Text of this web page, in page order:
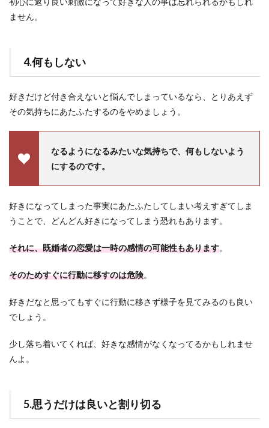
ません。
4.何もしない
好きだけど付き合えないと悩んでしまっているなら、とりあえず
その気持ちにあたふたするのをやめましょう。
なるようになるみたいな気持ちで、何もしないよう
にするのです。
好きになってしまった事実にあたふたしてしまい考えすぎてしま
うことで、どんどん好きになってしまう恐れもあります。
それに、既婚者の恋愛は一時の感情の可能性もあります。
そのためすぐに行動に移すのは危険。
好きだなと思ってもすぐに行動に移さず様子を見てみるのも良い
でしょう。
少し落ち着いてくれば、好きな感情がなくなってるかもしれませ
んよ。
5.思うだけは良いと割り切る